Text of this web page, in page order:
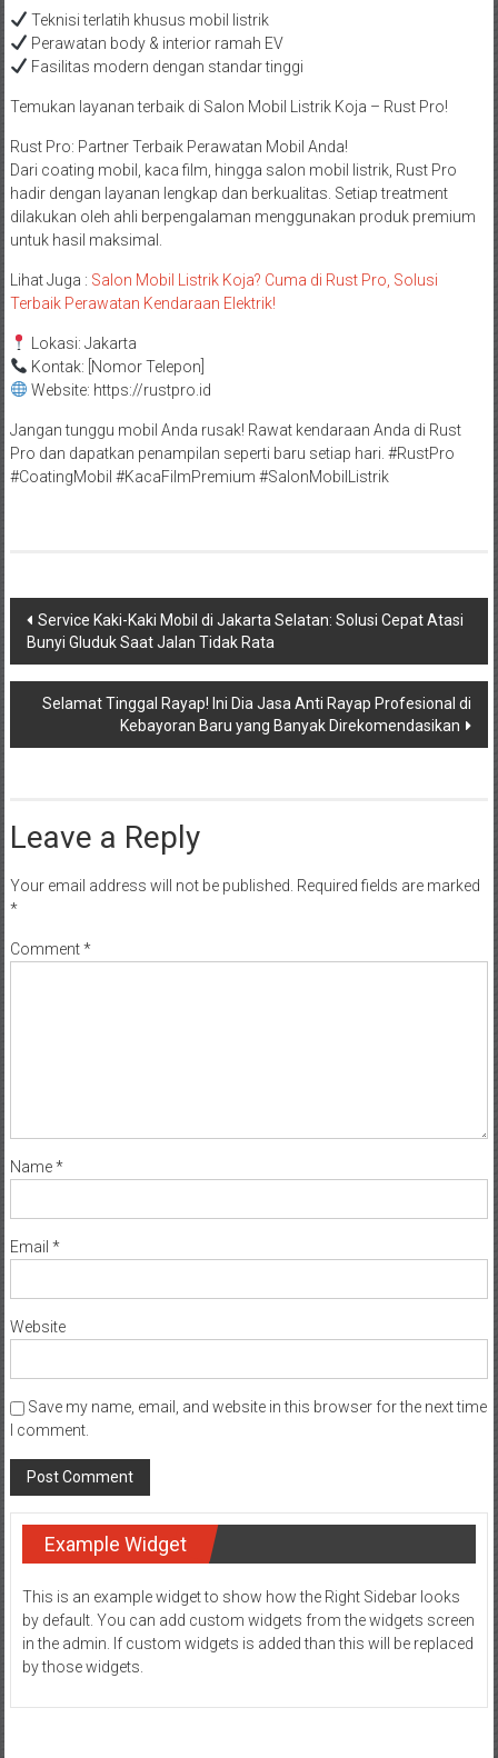
Teknisi terlatih khusus mobil listrik
Perawatan body & interior ramah EV
Fasilitas modern dengan standar tinggi
Temukan layanan terbaik di Salon Mobil Listrik Koja – Rust Pro!
Rust Pro: Partner Terbaik Perawatan Mobil Anda!
Dari coating mobil, kaca film, hingga salon mobil listrik, Rust Pro
hadir dengan layanan lengkap dan berkualitas. Setiap treatment
dilakukan oleh ahli berpengalaman menggunakan produk premium
untuk hasil maksimal.
Lihat Juga : Salon Mobil Listrik Koja? Cuma di Rust Pro, Solusi
Terbaik Perawatan Kendaraan Elektrik!
Lokasi: Jakarta
Kontak: [Nomor Telepon]
Website: https://rustpro.id
Jangan tunggu mobil Anda rusak! Rawat kendaraan Anda di Rust
Pro dan dapatkan penampilan seperti baru setiap hari. #RustPro
#CoatingMobil #KacaFilmPremium #SalonMobilListrik
Post
navigation
Service Kaki-Kaki Mobil di Jakarta Selatan: Solusi Cepat Atasi
Bunyi Gluduk Saat Jalan Tidak Rata
Selamat Tinggal Rayap! Ini Dia Jasa Anti Rayap Profesional di
Kebayoran Baru yang Banyak Direkomendasikan
Leave a Reply
Your email address will not be published. Required fields are marked
*
Comment*
Name*
Email *
Website
Save my name, email, and website in this browser for the next time
I comment.
Example Widget
This is an example widget to show how the Right Sidebar looks
by default. You can add custom widgets from the widgets screen
in the admin. If custom widgets is added than this will be replaced
by those widgets.